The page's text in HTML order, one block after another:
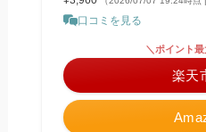
口コミを見る
＼ポイント
楽天